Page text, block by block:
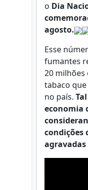
o Dia
agosto.
Esse
fumantes
20
tabaco
no país.
economia
condições